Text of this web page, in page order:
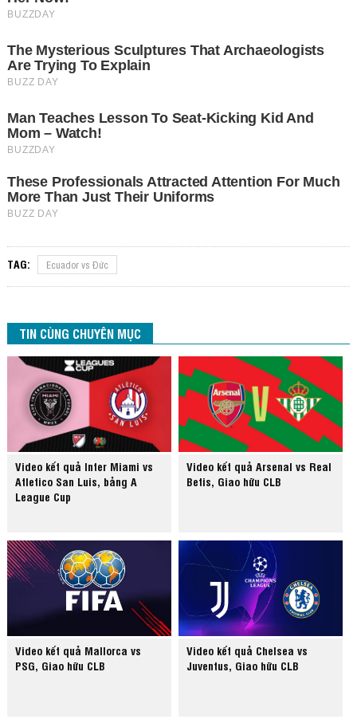
TAG: Ecuador vs Đức
TIN CÙNG CHUYÊN MỤC
Video kết quả Inter Miami vs
Atletico San Luis, bảng A
League Cup
Video kết quả Arsenal vs Real
Betis, Giao hữu CLB
Video kết quả Mallorca vs
PSG, Giao hữu CLB
Video kết quả Chelsea vs
Juventus, Giao hữu CLB